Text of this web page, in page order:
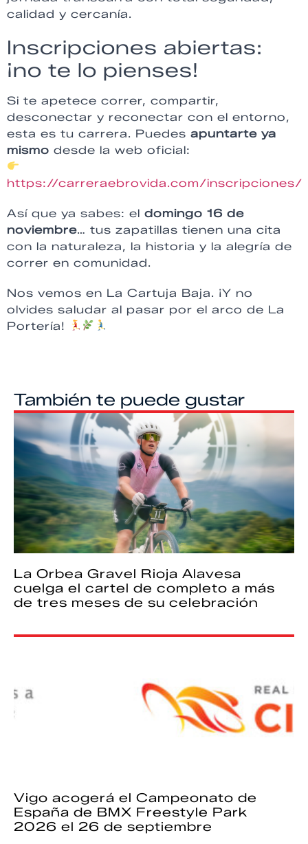
calidad y cercanía.
Inscripciones abiertas:
¡no te lo pienses!
Si te apetece correr, compartir,
desconectar y reconectar con el entorno,
esta es tu carrera. Puedes apuntarte ya
mismo desde la web oficial:
https://carreraebrovida.com/inscripciones/
Así que ya sabes: el domingo 16 de
noviembre… tus zapatillas tienen una cita
con la naturaleza, la historia y la alegría de
correr en comunidad.
Nos vemos en La Cartuja Baja. ¡Y no
olvides saludar al pasar por el arco de La
Portería!
También te puede gustar
La Orbea Gravel Rioja Alavesa
cuelga el cartel de completo a más
de tres meses de su celebración
Vigo acogerá el Campeonato de
España de BMX Freestyle Park
2026 el 26 de septiembre